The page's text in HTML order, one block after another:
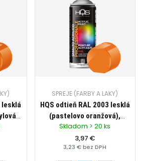
lesklá
SPREJE (FARBY A LAKY)
HQS odtieň RAL 2003 lesklá
(pastelovo oranžová),
Akrylová farba v spreji pre
profesionálne využitie,
objem 400ml
Skladom > 20 ks
3,97 €
3,23 € bez DPH